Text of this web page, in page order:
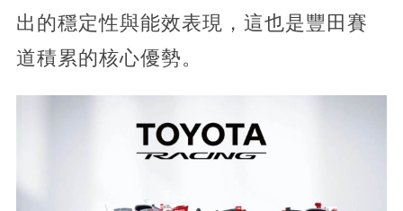
出的穩定性與能效表現，這也是豐田賽
道積累的核心優勢。